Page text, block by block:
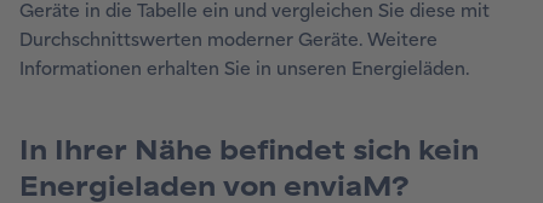
Geräte in die Tabelle ein und vergleichen Sie diese mit
Durchschnittswerten moderner Geräte. Weitere
Informationen erhalten Sie in unseren Energieläden.
In Ihrer Nähe befindet sich kein
Energieladen von enviaM?